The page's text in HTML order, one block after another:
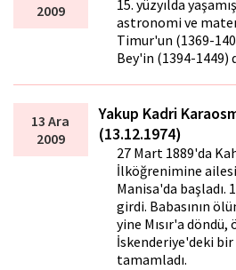
2009
15. yüzyılda
astronomi ve
Timur'un (1369-
Bey'in (1394-1449)
13 Ara
2009
Yakup Kadri
(13.12.1974)
27 Mart 1889'da
İlköğrenimine
Manisa'da başladı.
girdi. Babasının
yine Mısır'a
İskenderiye'deki bir
tamamladı.